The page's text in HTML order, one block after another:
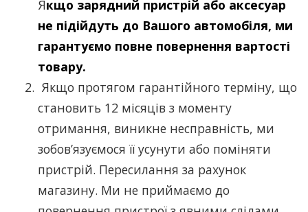
Якщо зарядний пристрій або аксесуар
не підійдуть до Вашого автомобіля, ми
гарантуємо повне повернення вартості
товару.
Якщо протягом гарантійного терміну, що
становить 12 місяців з моменту
отримання, виникне несправність, ми
зобов’язуємося її усунути або поміняти
пристрій. Пересилання за рахунок
магазину. Ми не приймаємо до